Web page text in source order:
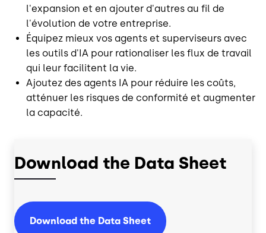
l'expansion et en ajouter d'autres au fil de
l'évolution de votre entreprise.
Équipez mieux vos agents et superviseurs avec
les outils d'IA pour rationaliser les flux de travail
qui leur facilitent la vie.
Ajoutez des agents IA pour réduire les coûts,
atténuer les risques de conformité et augmenter
la capacité.
Download the Data Sheet
Download the Data Sheet